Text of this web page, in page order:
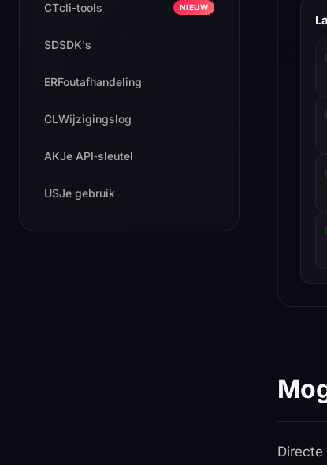
CTcli-tools NIEUW
SDSDK's
ERFoutafhandeling
CLWijzigingslog
AKJe API‑sleutel
USJe gebruik